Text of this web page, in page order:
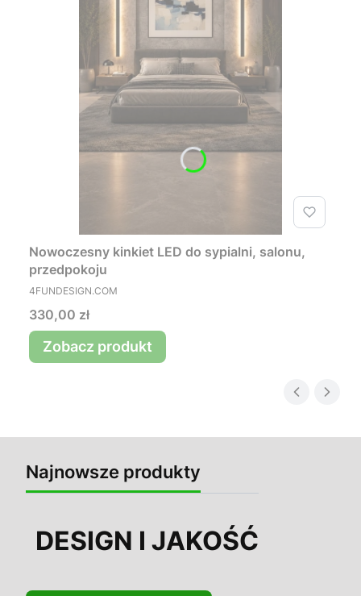
Nowoczesny kinkiet LED do sypialni, salonu,
przedpokoju
PRODUCENT
4FUNDESIGN.COM
Cena
330,00 zł
Zobacz produkt
Najnowsze produkty
DESIGN I JAKOŚĆ